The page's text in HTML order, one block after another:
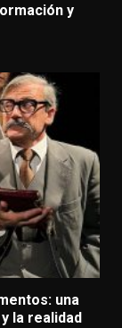
y
una
la realidad